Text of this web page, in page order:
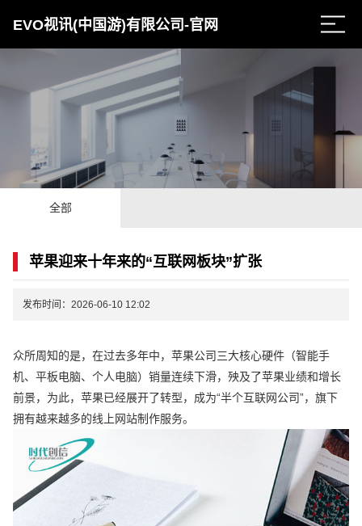
EVO视讯(中国游)有限公司-官网
全部
苹果迎来十年来的“互联网板块”扩张
发布时间：2026-06-10 12:02
众所周知的是，在过去多年中，苹果公司三大核心硬件（智能手
机、平板电脑、个人电脑）销量连续下滑，殃及了苹果业绩和增长
前景，为此，苹果已经展开了转型，成为“半个互联网公司”，旗下
拥有越来越多的线上网站制作服务。